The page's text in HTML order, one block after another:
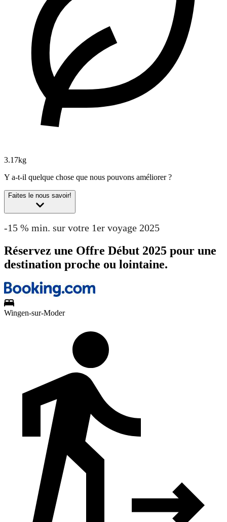
3.17kg
Y a-t-il quelque chose que nous pouvons améliorer ?
Faites le nous savoir!
-15 % min. sur votre 1er voyage 2025
Réservez une Offre Début 2025 pour une
destination proche ou lointaine.
Wingen-sur-Moder